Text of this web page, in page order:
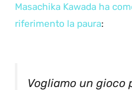
Masachika Kawada ha
riferimento la paura:
Vogliamo un gioco